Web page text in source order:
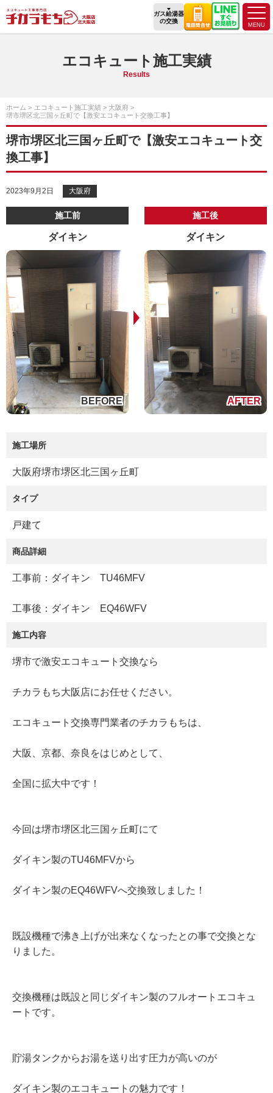
ガス給湯器
の交換
エコキュート施工実績
Results
ホーム エコキュート施工実績
大阪府
堺市堺区北三国ヶ丘町で【激安エコキュート交換工事】
堺市堺区北三国ヶ丘町で【激安エコキュート交
換工事】
2023年9月2日 大阪府
施工前
ダイキン
施工後
ダイキン
施工場所
大阪府堺市堺区北三国ヶ丘町
タイプ
戸建て
商品詳細
工事前：ダイキン TU46MFV
工事後：ダイキン EQ46WFV
施工内容
堺市で激安エコキュート交換なら
チカラもち大阪店にお任せください。
エコキュート交換専門業者のチカラもちは、
大阪、京都、奈良をはじめとして、
全国に拡大中です！
今回は堺市堺区北三国ヶ丘町にて
ダイキン製のTU46MFVから
ダイキン製のEQ46WFVへ交換致しました！
既設機種で沸き上げが出来なくなったとの事で交換とな
りました。
交換機種は既設と同じダイキン製のフルオートエコキュ
ートです。
貯湯タンクからお湯を送り出す圧力が高いのが
ダイキン製のエコキュートの魅力です！